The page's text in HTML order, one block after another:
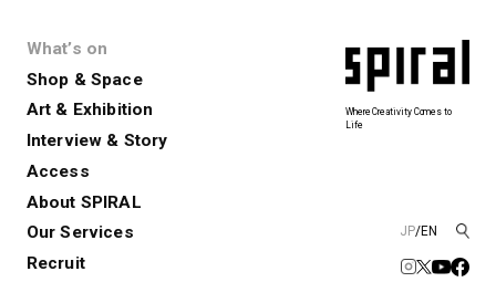
What’s on
Shop & Space
Art & Exhibition
Interview & Story
Access
About SPIRAL
Our Services
Recruit
JP/EN
Where Creativity Comes to
Life
Spiral
Exhibition
展覧会やイベント
演劇やダンス、ライブ公演、イベント
SPIRALのご紹介
レンタルスペース
新卒採用